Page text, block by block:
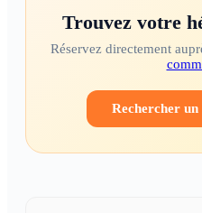
Trouvez votre
Réservez directement
Rechercher un